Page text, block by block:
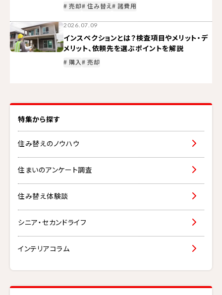
# 売却# 住み替え# 諸費用
2026.07.09
インスペクションとは？検査項目やメリット・デ
メリット、依頼先を選ぶポイントを解説
# 購入# 売却
特集から探す
住み替えのノウハウ
住まいのアンケート調査
住み替え体験談
シニア・セカンドライフ
インテリアコラム